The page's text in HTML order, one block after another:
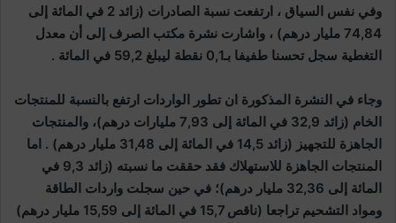
وفي نفس السياق ، ارتفعت نسبة الصادرات (زائد 2 في المائة إلى
74,84 مليار درهم) ، واشارت نشرة مكتب الصرف إلى أن معدل
التغطية سجل تحسنا طفيفا بـ0,1 نقطة ليبلغ 59,2 في المائة .
وجاء في النشرة المذكورة ان تطور الواردات ارتفع بالنسبة للمنتجات
الخام (زائد 32,9 في المائة إلى 7,93 مليارات درهم)، والمنتجات
الجاهزة للتجهيز (زائد 14,5 في المائة إلى 31,48 مليار درهم) . اما
المنتجات الجاهزة للاستهلاك فقد حققت ما نسبته (زائد 9,3 في
المائة إلى 32,36 مليار درهم)؛ في حين سجلت واردات الطاقة
ومواد التشحيم تراجعا (ناقص 15,7 في المائة إلى 15,59 مليار درهم)